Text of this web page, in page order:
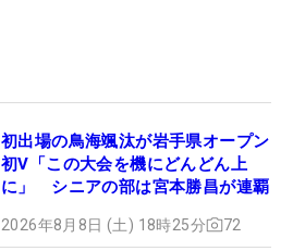
初出場の鳥海颯汰が岩手県オープン
初V「この大会を機にどんどん上
に」 シニアの部は宮本勝昌が連覇
2026年8月8日 (土) 18時25分 72